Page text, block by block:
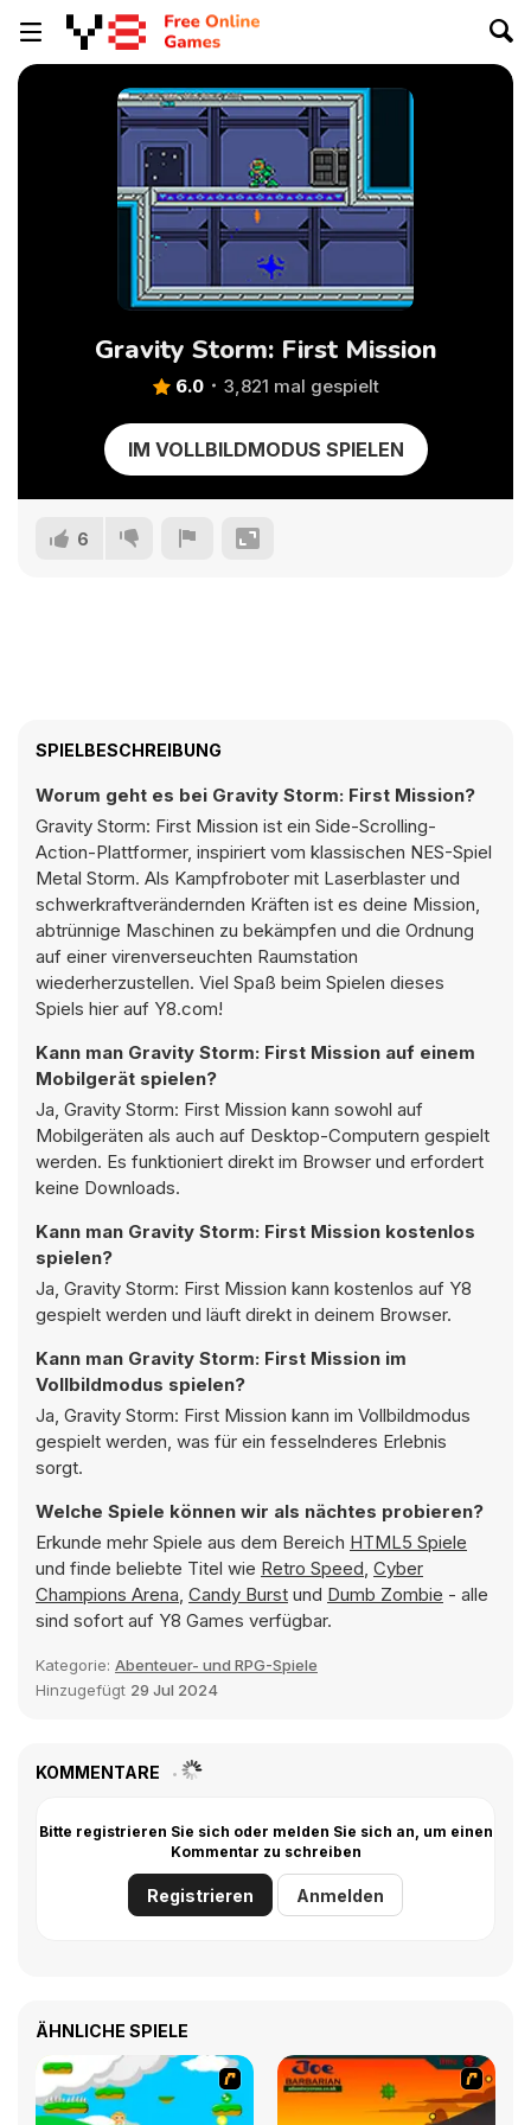
Gravity Storm: First Mission
6.0 3,821 mal gespielt
IM VOLLBILDMODUS SPIELEN
6
SPIELBESCHREIBUNG
Worum geht es bei Gravity Storm: First Mission?
Gravity Storm: First Mission ist ein Side-Scrolling-
Action-Plattformer, inspiriert vom klassischen NES-Spiel
Metal Storm. Als Kampfroboter mit Laserblaster und
schwerkraftverändernden Kräften ist es deine Mission,
abtrünnige Maschinen zu bekämpfen und die Ordnung
auf einer virenverseuchten Raumstation
wiederherzustellen. Viel Spaß beim Spielen dieses
Spiels hier auf Y8.com!
Kann man Gravity Storm: First Mission auf einem
Mobilgerät spielen?
Ja, Gravity Storm: First Mission kann sowohl auf
Mobilgeräten als auch auf Desktop-Computern gespielt
werden. Es funktioniert direkt im Browser und erfordert
keine Downloads.
Kann man Gravity Storm: First Mission kostenlos
spielen?
Ja, Gravity Storm: First Mission kann kostenlos auf Y8
gespielt werden und läuft direkt in deinem Browser.
Kann man Gravity Storm: First Mission im
Vollbildmodus spielen?
Ja, Gravity Storm: First Mission kann im Vollbildmodus
gespielt werden, was für ein fesselnderes Erlebnis
sorgt.
Welche Spiele können wir als nächtes probieren?
Erkunde mehr Spiele aus dem Bereich HTML5 Spiele
und finde beliebte Titel wie Retro Speed, Cyber
Champions Arena, Candy Burst und Dumb Zombie - alle
sind sofort auf Y8 Games verfügbar.
Kategorie: Abenteuer- und RPG-Spiele
Hinzugefügt 29 Jul 2024
KOMMENTARE
Bitte registrieren Sie sich oder melden Sie sich an, um einen
Kommentar zu schreiben
Registrieren Anmelden
ÄHNLICHE SPIELE